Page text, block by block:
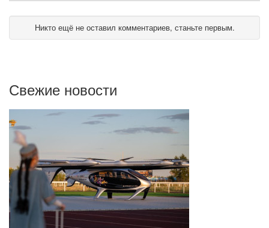
Никто ещё не оставил комментариев, станьте первым.
Свежие новости